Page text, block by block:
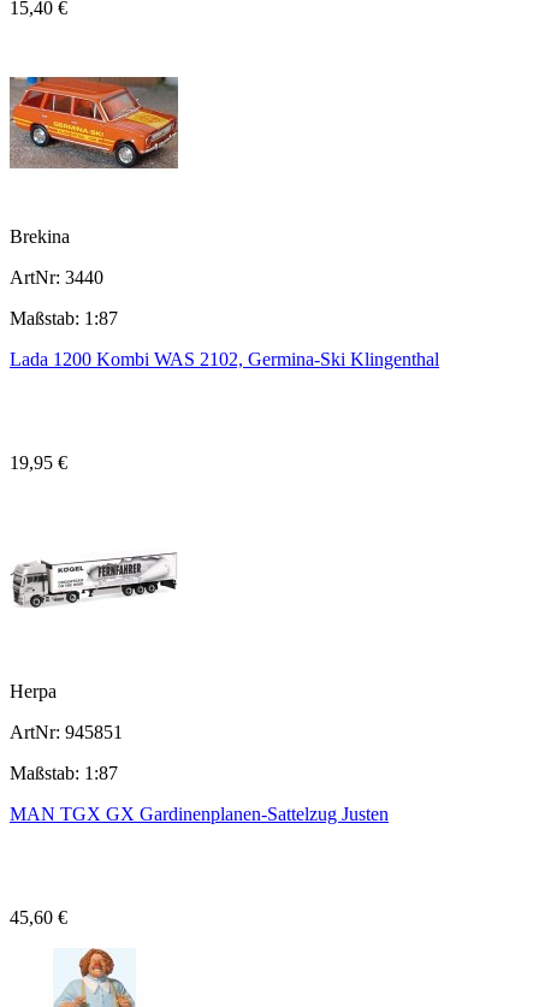
15,40 €
Brekina
ArtNr: 3440
Maßstab: 1:87
Lada 1200 Kombi WAS 2102, Germina-Ski Klingenthal
19,95 €
Herpa
ArtNr: 945851
Maßstab: 1:87
MAN TGX GX Gardinenplanen-Sattelzug Justen
45,60 €